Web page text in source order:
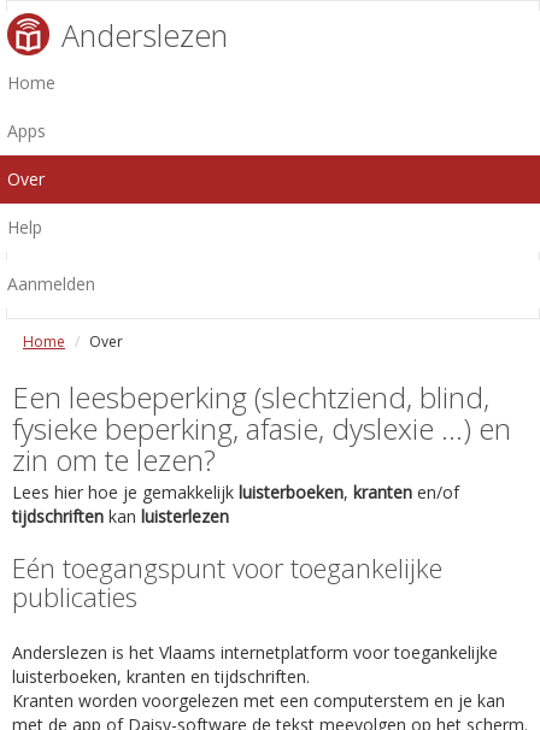
Anderslezen
Home
Apps
Over
Help
Aanmelden
Home Over
Een leesbeperking (slechtziend, blind,
fysieke beperking, afasie, dyslexie ...) en
zin om te lezen?
Lees hier hoe je gemakkelijk luisterboeken, kranten en/of
tijdschriften kan luisterlezen
Eén toegangspunt voor toegankelijke
publicaties
Anderslezen is het Vlaams internetplatform voor toegankelijke
luisterboeken, kranten en tijdschriften.
Kranten worden voorgelezen met een computerstem en je kan
met de app of Daisy-software de tekst meevolgen op het scherm.